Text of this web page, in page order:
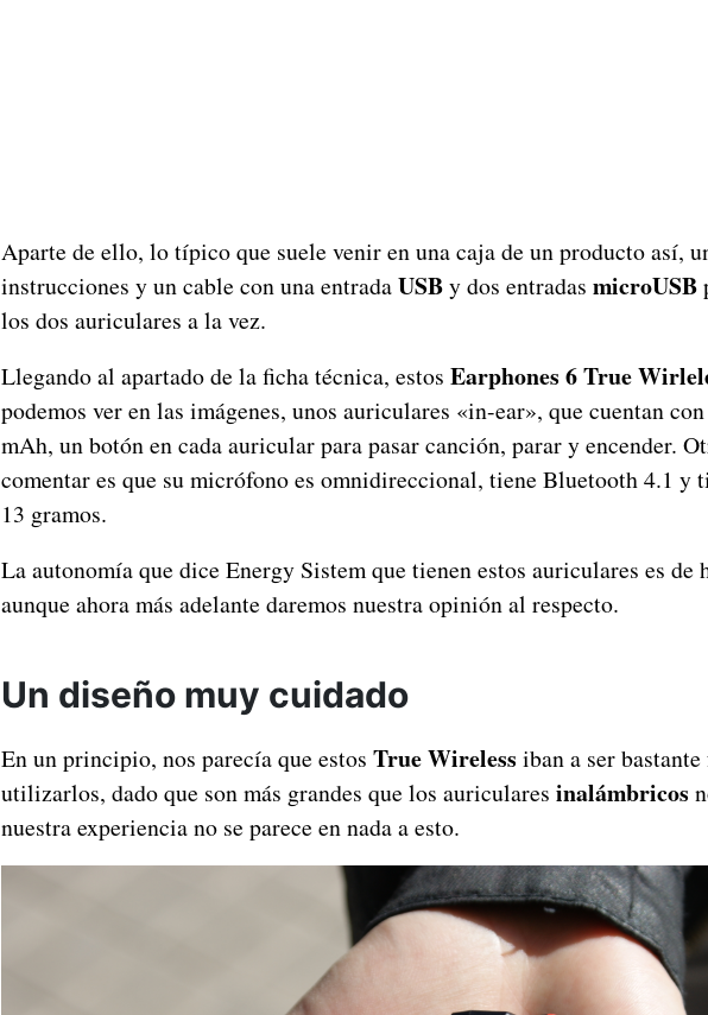
Aparte de ello, lo típico que suele venir en una caja de un producto así,
instrucciones y un cable con una entradaUSBy dos entradas microUSB
los dos auriculares a la vez.
Llegando al apartado de la ficha técnica, estos Earphones 6 True
podemos ver en las imágenes, unos auriculares «in-ear», que cuentan
mAh, un botón en cada auricular para pasar canción, parar y encender.
comentar es que su micrófono es omnidireccional, tiene Bluetooth 4.1 y
13 gramos.
La autonomía que dice Energy Sistem que tienen estos auriculares es de
aunque ahora más adelante daremos nuestra opinión al respecto.
Un diseño muy cuidado
En un principio, nos parecía que estos True Wireless iban a ser
utilizarlos, dado que son más grandes que los auriculares inalámbricos
nuestra experiencia no se parece en nada a esto.